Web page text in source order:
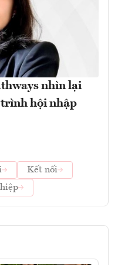
nhìn lại
trình hội nhập
Kết nối